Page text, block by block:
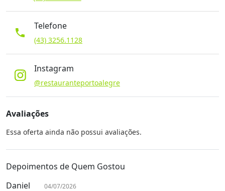
phone
Telefone
(43) 3256.1128
Instagram
@restauranteportoalegre
Avaliações
Essa oferta ainda não possui avaliações.
Depoimentos de Quem Gostou
Daniel
04/07/2026